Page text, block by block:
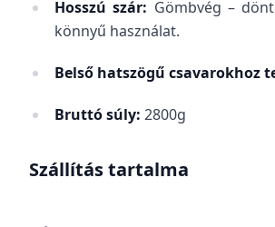
Hosszú szár: Gömbvég –
könnyű használat.
Belső hatszögű csavarokhoz
Bruttó súly: 2800g
Szállítás tartalma